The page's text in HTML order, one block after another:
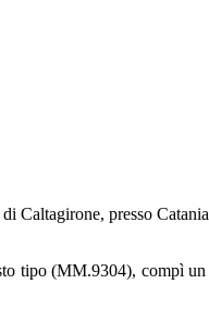
Caltagirone, presso
tipo (MM.9304), compì